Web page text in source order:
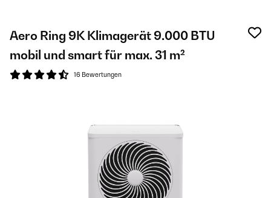
Aero Ring 9K Klimagerät 9.000 BTU
mobil und smart für max. 31 m²
16 Bewertungen